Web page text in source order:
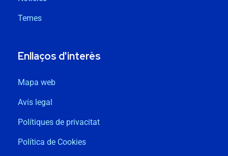
Temes
Enllaços d'interès
Mapa web
Avís legal
Polítiques de privacitat
Política de Cookies